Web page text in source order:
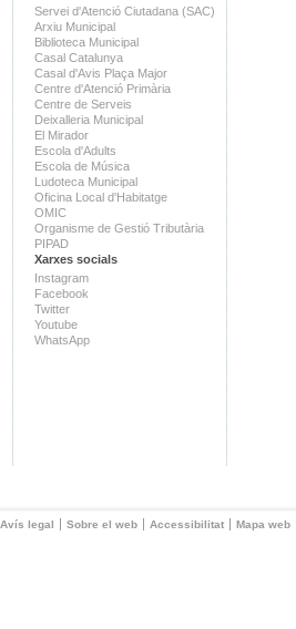
Servei d'Atenció Ciutadana (SAC)
Arxiu Municipal
Biblioteca Municipal
Casal Catalunya
Casal d'Avis Plaça Major
Centre d'Atenció Primària
Centre de Serveis
Deixalleria Municipal
El Mirador
Escola d'Adults
Escola de Música
Ludoteca Municipal
Oficina Local d'Habitatge
OMIC
Organisme de Gestió Tributària
PIPAD
Xarxes socials
Instagram
Facebook
Twitter
Youtube
WhatsApp
Avís legal Sobre el web Accessibilitat Mapa web